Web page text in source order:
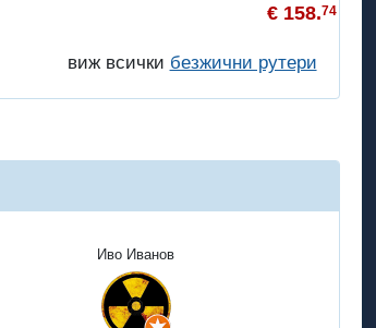
€ 158.74
виж всички безжични рутери
Иво Иванов